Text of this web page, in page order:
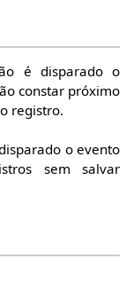
é disparado o
constar próximo
registro.
o evento
sem salvar